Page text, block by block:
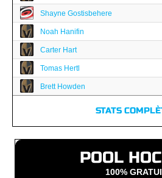
Shayne Gostisbehere
Noah Hanifin
Carter Hart
Tomas Hertl
Brett Howden
STATS
POOL
100%